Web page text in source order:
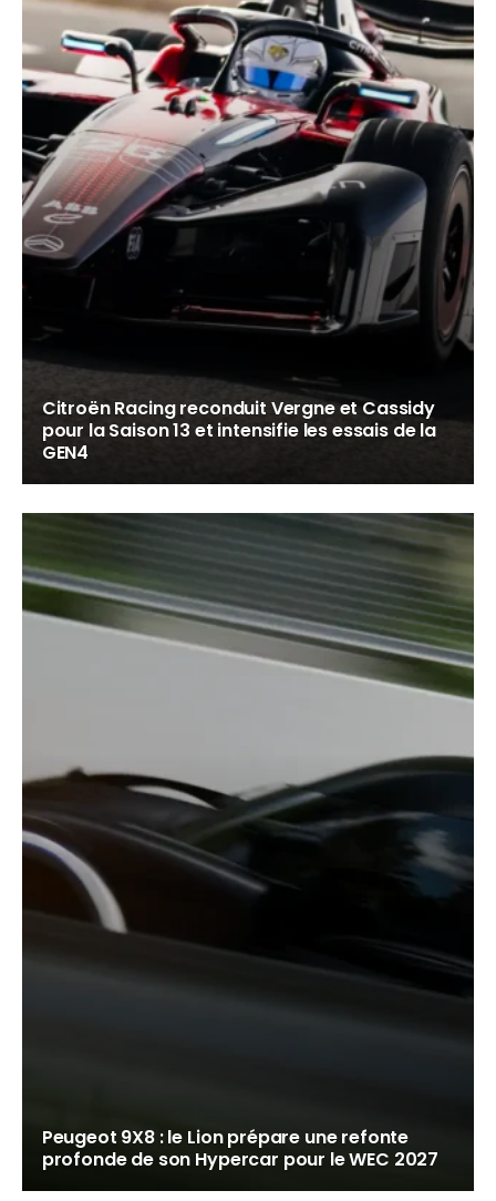
Citroën Racing reconduit Vergne et Cassidy
pour la Saison 13 et intensifie les essais de la
GEN4
Peugeot 9X8 : le Lion prépare une refonte
profonde de son Hypercar pour le WEC 2027